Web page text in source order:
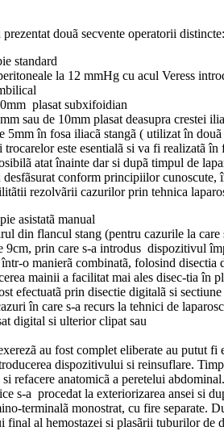
douã secvente operatorii distincte:
standard
la 12 mmHg cu acul Veress
plasat subxifoidian
sau de 10mm plasat deasupra crestei
5mm în fosa iliacã stangã ( utilizat în
este esentialã si va fi realizatã
atat înainte dar si dupã timpul de
conform principiilor cunoscute,
rezolvãrii cazurilor prin tehnica
asistatã manual
din flancul stang (pentru cazurile la
9cm, prin care s-a introdus dispozitivul
o manierã combinatã, folosind disectia
mainii a facilitat mai ales disec-tia în
efectuatã prin disectie digitalã si
în care s-a recurs la tehnici de
digital si ulterior clipat sau
au fost complet eliberate au putut
dispozitivului si reinsuflare.
refacere anatomicã a peretelui
s-a procedat la exteriorizarea ansei si
terminalã monostrat, cu fire separate.
final al hemostazei si plasãrii tuburilor de